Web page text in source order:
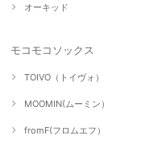
オーキッド
モコモコソックス
TOIVO（トイヴォ）
MOOMIN(ムーミン）
fromF(フロムエフ）